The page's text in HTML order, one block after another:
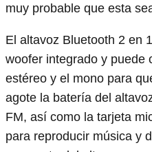
muy probable que esta
El altavoz Bluetooth 2 en
woofer integrado y puede
estéreo y el mono para
agote la batería del
FM, así como la tarjeta
para reproducir música y